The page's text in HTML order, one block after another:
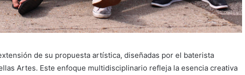
de su propuesta artística, diseñadas por el baterista
Artes. Este enfoque multidisciplinario refleja la esencia creativa